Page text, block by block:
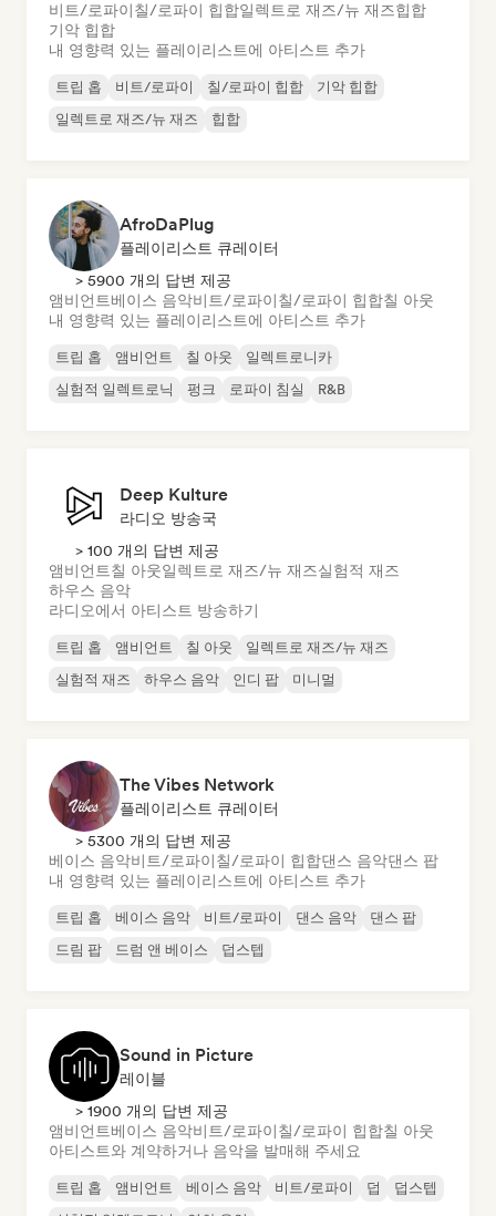
비트/로파이칠/로파이 힙합일렉트로 재즈/뉴 재즈힙합
기악 힙합
내 영향력 있는 플레이리스트에 아티스트 추가
트립 홉 비트/로파이 칠/로파이 힙합
기악 힙합
일렉트로 재즈/뉴 재즈
힙합
AfroDaPlug
플레이리스트 큐레이터
> 5900 개의 답변 제공
앰비언트베이스 음악비트/로파이칠/로파이 힙합칠 아웃
내 영향력 있는 플레이리스트에 아티스트 추가
트립 홉 앰비언트 칠 아웃
일렉트로니카
실험적 일렉트로닉
펑크 로파이 침실 R&B
Deep Kulture
라디오 방송국
> 100 개의 답변 제공
앰비언트칠 아웃일렉트로 재즈/뉴 재즈실험적 재즈
하우스 음악
라디오에서 아티스트 방송하기
트립 홉 앰비언트 칠 아웃
일렉트로 재즈/뉴 재즈
실험적 재즈
하우스 음악 인디 팝 미니멀
The Vibes Network
플레이리스트 큐레이터
> 5300 개의 답변 제공
베이스 음악비트/로파이칠/로파이 힙합댄스 음악댄스 팝
내 영향력 있는 플레이리스트에 아티스트 추가
트립 홉 베이스 음악 비트/로파이 댄스 음악
댄스 팝
드림 팝
드럼 앤 베이스 덥스텝
Sound in Picture
레이블
> 1900 개의 답변 제공
앰비언트베이스 음악비트/로파이칠/로파이 힙합칠 아웃
아티스트와 계약하거나 음악을 발매해 주세요
트립 홉 앰비언트 베이스 음악 비트/로파이 덥
덥스텝